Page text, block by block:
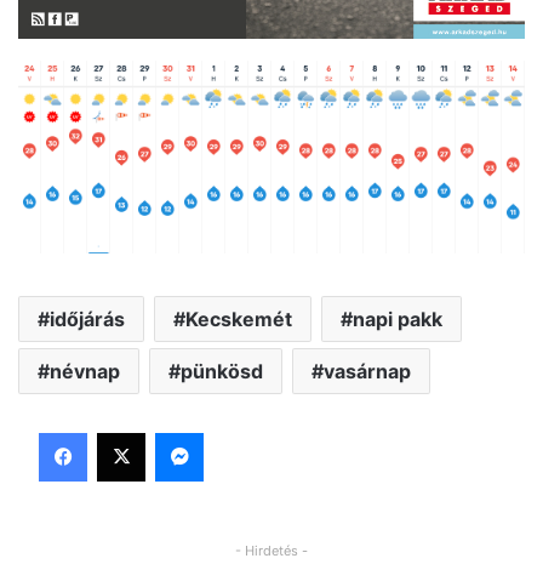
időjárás Kecskemét napi pakk
névnap pünkösd vasárnap
Facebook
X Messenger
- Hirdetés -